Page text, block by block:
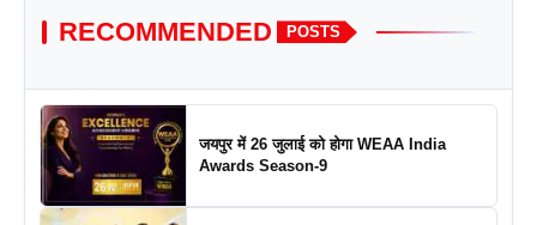
RECOMMENDED POSTS
जयपुर में 26 जुलाई को होगा WEAA India
Awards Season-9